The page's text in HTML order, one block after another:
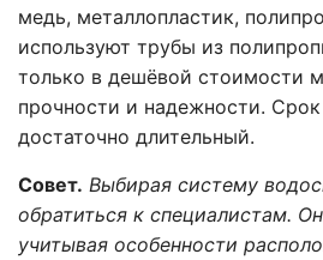
медь, металлопластик,
используют трубы из
только в дешёвой стоимости
прочности и надежности.
достаточно длительный.
Совет. Выбирая систему
обратиться к специалистам.
учитывая особенности